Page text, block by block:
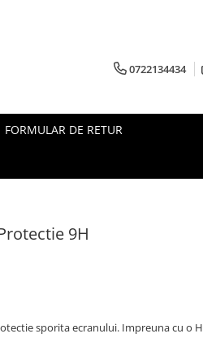
0722134434
FORMULAR DE RETUR
9H
sporita ecranului. Impreuna cu o